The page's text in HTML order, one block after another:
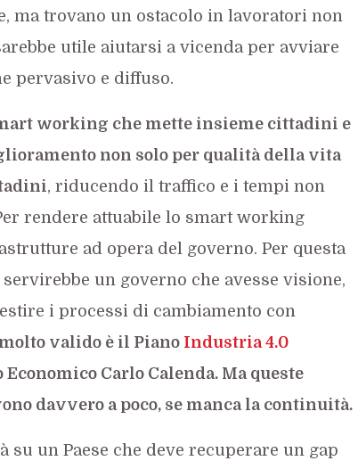
ma trovano un ostacolo in lavoratori non
utile aiutarsi a vicenda per avviare
pervasivo e diffuso.
working che mette insieme cittadini e
non solo per qualità della vita
, riducendo il traffico e i tempi non
rendere attuabile lo smart working
ad opera del governo. Per questa
un governo che avesse visione,
i processi di cambiamento con
valido è il Piano Industria 4.0
Carlo Calenda. Ma queste
davvero a poco, se manca la continuità.
un Paese che deve recuperare un gap